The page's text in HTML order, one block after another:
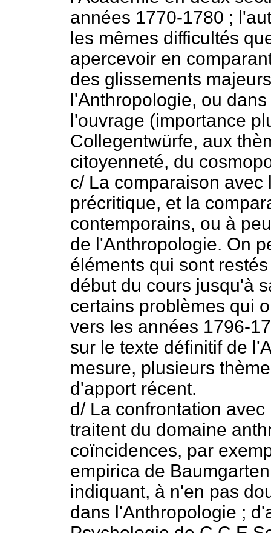
années 1770-1780 ;
les mêmes difficultés
apercevoir en
des glissements
l'Anthropologie, ou
l'ouvrage (importance
Collegentwürfe, aux
citoyenneté, du
c/ La comparaison
précritique, et la
contemporains, ou à
de l'Anthropologie. On
éléments qui sont
début du cours jusqu'à
certains problèmes qui
vers les années 1796-
sur le texte définitif de
mesure, plusieurs
d'apport récent.
d/ La confrontation
traitent du domaine
coïncidences, par
empirica de
indiquant, à n'en pas
dans l'Anthropologie ;